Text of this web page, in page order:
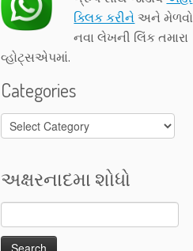
ક્લિક કરીને અને મેળવો
નવા લેખની લિંક તમારા
વ્હોટ્સએપમાં.
Categories
Categories
અક્ષરનાદમા શોધો